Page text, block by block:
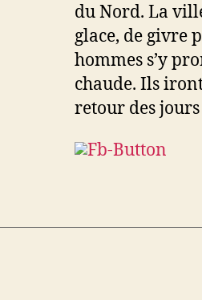
du Nord. La
glace, de givre
hommes s’y
chaude. Ils
retour des